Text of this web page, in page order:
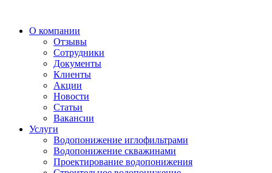
О компании
Отзывы
Сотрудники
Документы
Клиенты
Акции
Новости
Статьи
Вакансии
Услуги
Водопонижение иглофильтрами
Водопонижение скважинами
Проектирование водопонижения